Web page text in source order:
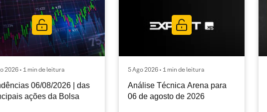
2026 • 1 min de leitura
06/08/2026 | das
ações da Bolsa
5 Ago 2026 • 1 min de leitura
Análise Técnica Arena para
06 de agosto de 2026